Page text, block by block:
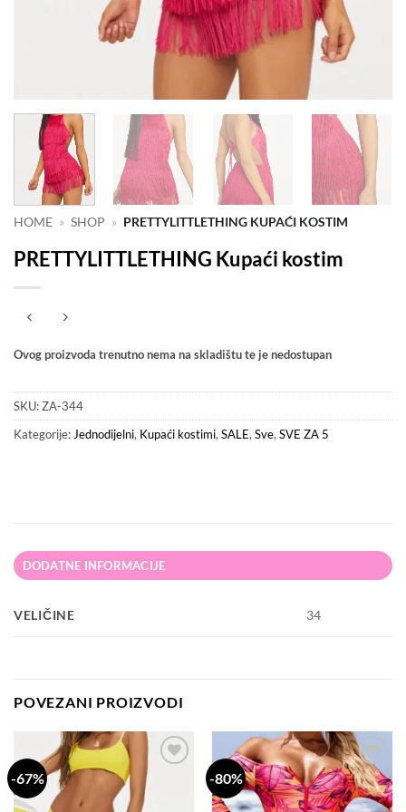
HOME » SHOP » PRETTYLITTLETHING KUPAĆI KOSTIM
PRETTYLITTLETHING Kupaći kostim
Ovog proizvoda trenutno nema na skladištu te je nedostupan
SKU:ZA-344
Kategorije:Jednodijelni, Kupaći kostimi,SALE,Sve,SVE ZA 5
DODATNE INFORMACIJE
VELIČINE 34
POVEZANI PROIZVODI
-67% -80%
Dodaj
na
listu